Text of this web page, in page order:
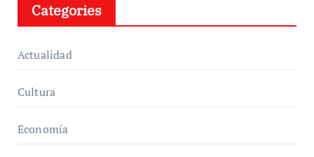
Categories
Actualidad
Cultura
Economía